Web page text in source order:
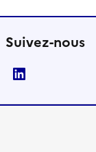
Suivez-nous